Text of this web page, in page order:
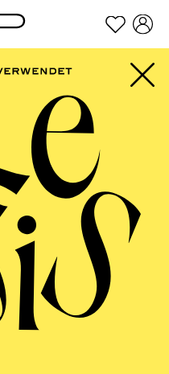
Footer springen
2026